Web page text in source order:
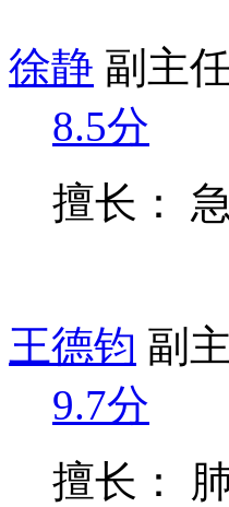
徐静 副主
8.5分
擅长：
王德钧 副
9.7分
擅长：